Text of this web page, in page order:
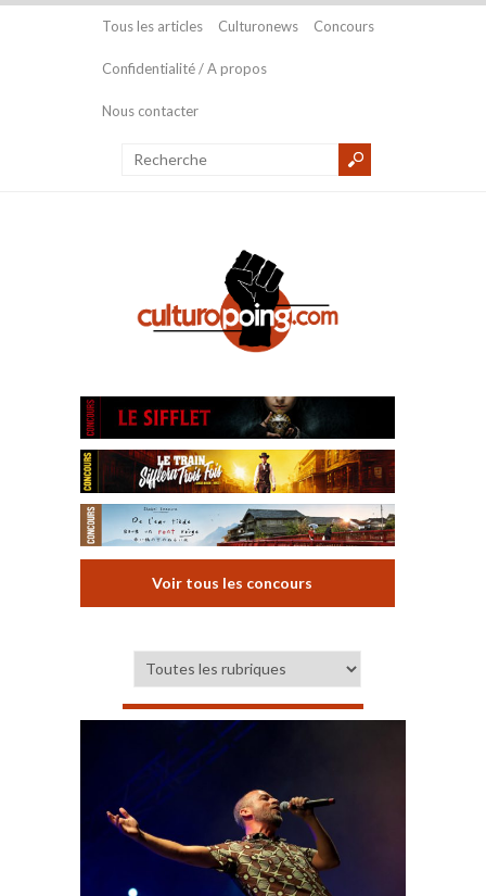
Tous les articles Culturonews Concours
Confidentialité / A propos
Nous contacter
Voir tous les concours